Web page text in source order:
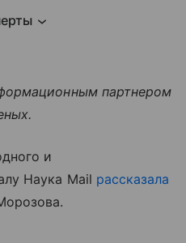
партнером
и
Наука Mail рассказала